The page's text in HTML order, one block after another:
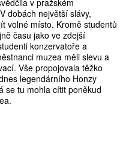
v pražském
dobách největší slávy,
volné místo. Kromě studentů
času jako ve zdejší
konzervatoře a
muzea měli slevu a
Vše propojovala těžko
legendárního Honzy
se tu mohla cítit poněkud